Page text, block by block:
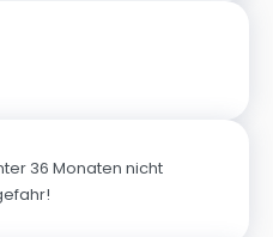
36 Monaten nicht